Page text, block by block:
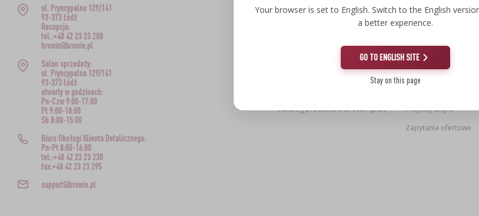
Your browser is set to English. Switch to the English
a better experience.
GO TO ENGLISH SITE
Stay on this page
ul. Pryncypalna 129/141
93-373 Łódź
Recepcja:
tel.:+48 42 23 23 200
browin@browin.pl
Salon sprzedaży:
ul. Pryncypalna 129/141
93-373 Łódź
otwarty w godzinach:
Pn-Czw 9:00-17:00
Pt 9:00-18:00
Sb 8:00-15:00
Biuro Obsługi Klienta Detalicznego:
Pn-Pt 8:00-16:00
tel.:+48 42 23 23 230
fax:+48 42 23 23 295
support@browin.pl
Koniec serii
Katalog produktów Browin (pdf)
Nasz Browin
Od pomysłu do
Nasze Marki
Projekty unijne
Zapytania ofertowe